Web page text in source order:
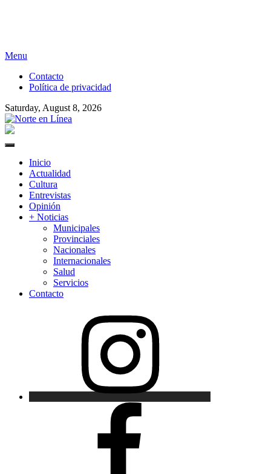
Skip
content
Menu
Contacto
Política de privacidad
Saturday, August 8, 2026
Primary
Inicio
Actualidad
Cultura
Entrevistas
Opinión
+ Noticias
Municipales
Provinciales
Nacionales
Internacionales
Salud
Servicios
Contacto